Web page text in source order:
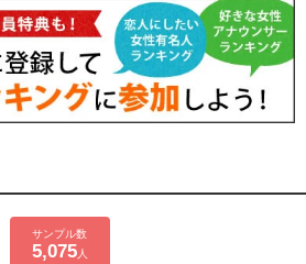
サンプル数
5,075人